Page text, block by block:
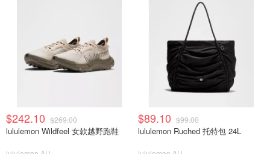
$242.10 $269.00
lululemon Wildfeel 女款越野跑鞋
$89.10 $99.00
lululemon Ruched 托特包 24L